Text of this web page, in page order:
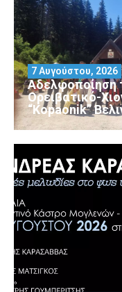
Αδελφοποίηση
Ορειβατικό-
“Kopaonik”
7 Αυγούστου, 2026